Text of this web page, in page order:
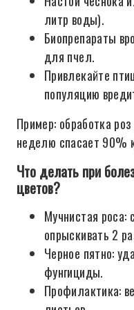
литр воды).
Биопрепараты
для пчел.
Привлекайте
популяцию
Пример: обработка
неделю спасает 90%
Что делать при
цветов?
Мучнистая роса:
опрыскивать 2
Черное пятно:
фунгициды.
Профилактика: